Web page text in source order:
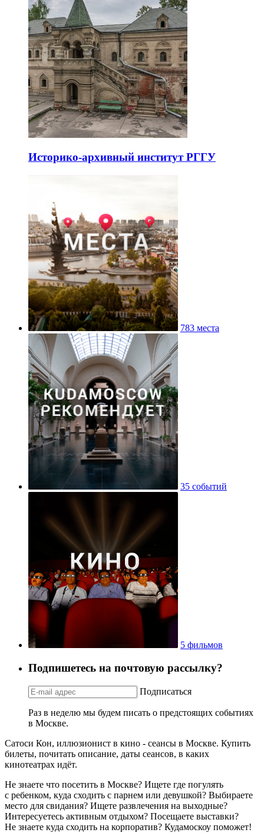
Историко-архивный институт РГГУ
783 места
35 событий
5 фильмов
Подпишетесь на почтовую рассылку?
Подписаться
Раз в неделю мы будем писать о предстоящих событиях
в Москве.
Сатоси Кон, иллюзионист в кино - сеансы в Москве. Купить
билеты, почитать описание, даты сеансов, в каких
кинотеатрах идёт.
Не знаете что посетить в Москве? Ищете где погулять
с ребенком, куда сходить с парнем или девушкой? Выбираете
место для свидания? Ищете развлечения на выходные?
Интересуетесь активным отдыхом? Посещаете выставки?
Не знаете куда сходить на корпоратив? Кудамоскоу поможет!